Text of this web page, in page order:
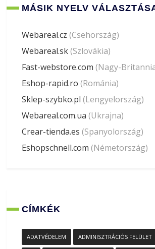
MÁSIK NYELV
Webareal.cz (Csehország)
Webareal.sk(Szlovákia)
Fast-webstore.com (Nagy-
Eshop-rapid.ro (Románia)
Sklep-szybko.pl (Lengyelország)
Webareal.com.ua (Ukrajna)
Crear-tienda.es (Spanyolország)
Eshopschnell.com (Németország)
CÍMKÉK
ADATVÉDELEM ADMINISZTRÁCIÓS FELÜLET